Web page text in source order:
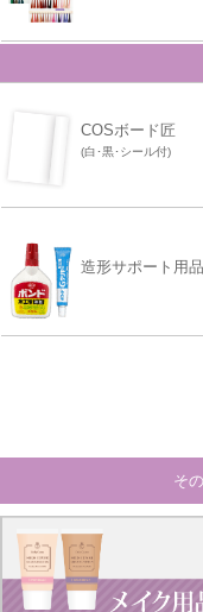
COSボード匠
(白･黒･シール付)
造形サポート用品
そ